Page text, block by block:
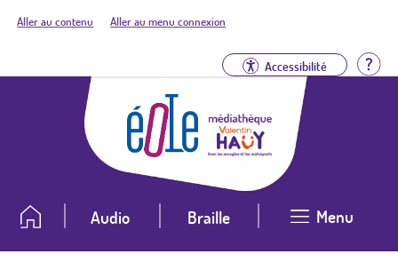
Aller au contenu Aller au menu connexion
Accessibilité
Audio Braille Menu